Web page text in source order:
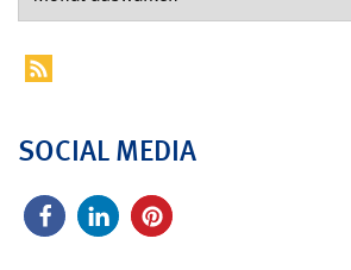
SOCIAL MEDIA